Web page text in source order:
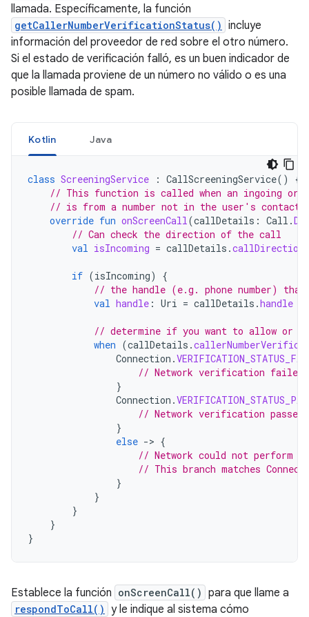
llamada. Específicamente, la función
getCallerNumberVerificationStatus() incluye
información del proveedor de red sobre el otro número.
Si el estado de verificación falló, es un buen indicador de
que la llamada proviene de un número no válido o es una
posible llamada de spam.
Kotlin Java
class ScreeningService : CallScreeningService()
{
// This function is called when an ingoing or
// is from a number not in the user's
override fun onScreenCall(callDetails : Call .
// Can check the direction of the call
val isIncoming = callDetails .callDirection
if (isIncoming)
{
// the handle (e.g. phone number)
val handle : Uri = callDetails .handle
// determine if you want to allow or
when (callDetails .
Connection .
// Network verification
}
Connection .
// Network verification
}
else -> {
// Network could not perform
// This branch matches
}
}
}
}
}
Establece la función onScreenCall() para que llame a
respondToCall() y le indique al sistema cómo